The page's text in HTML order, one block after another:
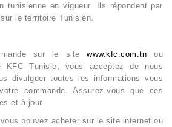
tunisienne en vigueur. Ils répondent par
le territoire Tunisien.
sur le sitewww.kfc.com.tn ou
KFC Tunisie, vous acceptez de nous
divulguer toutes les informations vous
commande. Assurez-vous que ces
et à jour.
pouvez acheter sur le site internet ou